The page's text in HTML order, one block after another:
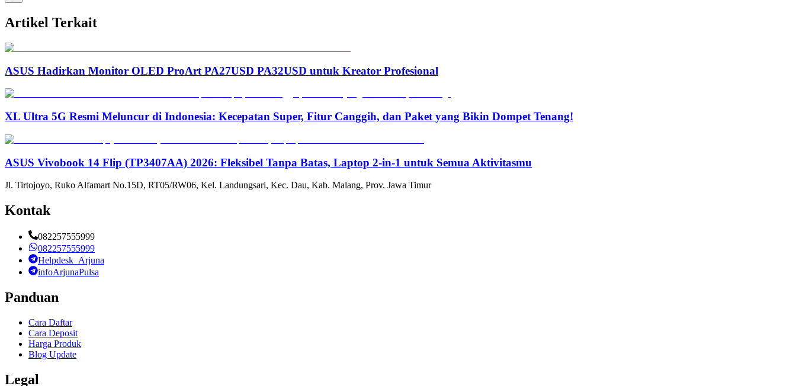
Artikel Terkait
ASUS Hadirkan Monitor OLED ProArt PA27USD PA32USD untuk Kreator Profesional
XL Ultra 5G Resmi Meluncur di Indonesia: Kecepatan Super, Fitur Canggih, dan Paket yang Bikin Dompet Tenang!
ASUS Vivobook 14 Flip (TP3407AA) 2026: Fleksibel Tanpa Batas, Laptop 2-in-1 untuk Semua Aktivitasmu
Jl. Tirtojoyo, Ruko Alfamart No.15D, RT05/RW06, Kel. Landungsari, Kec. Dau, Kab. Malang, Prov. Jawa Timur
Kontak
082257555999
082257555999
Helpdesk_Arjuna
infoArjunaPulsa
Panduan
Cara Daftar
Cara Deposit
Harga Produk
Blog Update
Legal